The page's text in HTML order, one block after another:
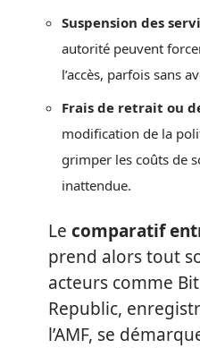
Suspension des
autorité peuvent
l’accès, parfois sans
Frais de retrait ou
modification de la
grimper les coûts de
inattendue.
Le comparatif
prend alors tout
acteurs comme
Republic,
l’AMF, se